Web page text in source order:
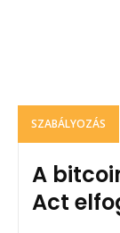
SZABÁLYOZÁS
A
Act